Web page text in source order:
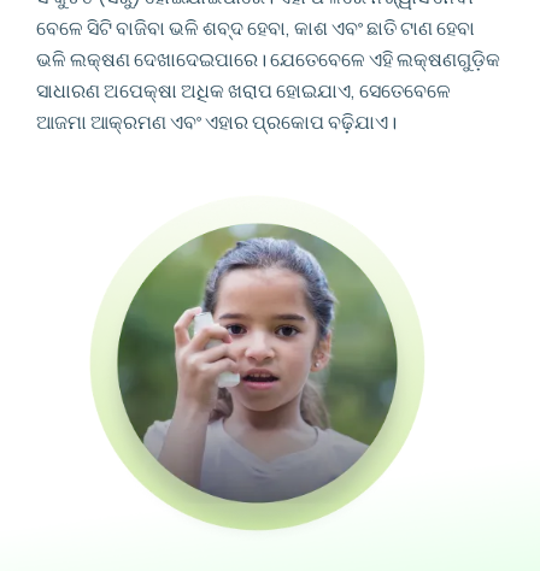
ବେଳେ ସିଟି ବାଜିବା ଭଳି ଶବ୍ଦ ହେବା, କାଶ ଏବଂ ଛାତି ଟାଣ ହେବା
ଭଳି ଲକ୍ଷଣ ଦେଖାଦେଇପାରେ। ଯେତେବେଳେ ଏହି ଲକ୍ଷଣଗୁଡ଼ିକ
ସାଧାରଣ ଅପେକ୍ଷା ଅଧିକ ଖରାପ ହୋଇଯାଏ, ସେତେବେଳେ
ଆଜମା ଆକ୍ରମଣ ଏବଂ ଏହାର ପ୍ରକୋପ ବଢ଼ିଯାଏ।